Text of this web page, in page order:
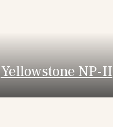
Yellowstone NP-II